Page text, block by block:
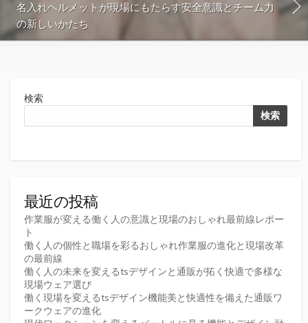
名入れヘルメットが現場にもたらす安全意識とチーム力
の新しいかたち
検索
検索
最近の投稿
作業服が変える働く人の意識と現場のおしゃれ最前線レポー
ト
働く人の個性と職場を彩るおしゃれ作業服の進化と現場改革
の最前線
働く人の未来を変えるtsデザインと通販が拓く快適で多様な
現場ウェア選び
働く現場を変えるtsデザイン機能美と快適性を備えた通販ワ
ークウェアの進化